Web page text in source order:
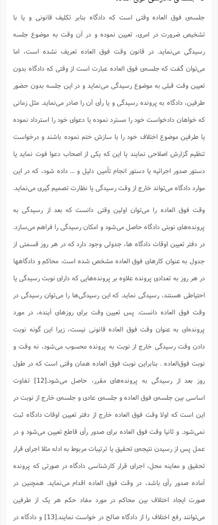
جلسه‌ی فوق العاده وقتی است که دادگاه بنابر تکلیف قانونی و یا با
تشخیص ضرورت در امری، تعیین نموده و در آن وقت به موضوع جلسه
رسیدگی می‌نماید. در قانون وقت فوق العاده تعریف نشده است، اما
می‌توان گفت که جلسه‌ی فوق العاده عبارت است از وقتی که دادگاه بدون
تعیین وقت قبلی به موضوع رسیدگی می‌نماید و در این جلسه بدون حضور
طرفین، دادگاه به پرونده رسیدگی و یا رأی آن را صادر می‌نماید. مثل زمانی
که خواهان دادخواست خود را مسترد نموده یا دعوای خود را استرداد نموده
یا طرفین موضوع اختلاف خود را با سازش ختم نموده باشند و درخواست
تنظیم گزارش اصلاحی نمایند یا این که یکی از اصحاب دعوا فوت نماید یا
دستور صدور اجرائیه یا دستور انجام تأمین دلیل و ... داده شود، که در این
موارد دادگاه می‌تواند خارج از وقت رسیدگی یا نظارت تصمیم گیری می‌نماید.
وقت فوق العاده را می‌توان اولین وقتی دانست که بعد از رسیدگی به
پرونده‌های نوبتی دادگاه حاصل می‌شود و امکان رسیدگی را فراهم می‌سازد.
در دفتر تعیین اوقات دادگاه ها، جدولی وجود دارد که در هر روز قسمتی از
جدول به عنوان کارهای فوق العاده مشخص شده است. محاکم و دادگاهها
در هر روز به تعدادی پرونده علاوه بر پرونده‌هایی که دارای نوبت رسیدگی یا
احتیاطی هستند، رسیدگی نماید. که این رسیدگی‌ها را می‌توان رسیدگی در
وقت فوق العاده دانست. پس تعیین وقت برای روزهای آینده، در مورد
پرونده‌ای به عنوان وقت فوق العاده قانونی نیست، زیرا این گونه نوبت
دادن وقت رسیدگی خارج از نوبت به پرونده محسوب می‌شود، نه وقت و
نوبت فوق‌العاده . بنابراین نوبت فوق العاده همان وقتی است که در طول
روز بعد از رسیدگی به پرونده‌های مقرر، حاصل می‌شود.[12]
تفاوت
اساسی بین جلسه‌ی فوق العاده و جلسه‌ی عادی و جلسه‌ی خارج از نوبت در
این است که اولا وقت فوق العاده خارج از دفتر تعیین اوقات دادگاه ثبت
نمی‌شود. و ثانیا وقت فوق العاده برای صدور رأی قاطع تعیین می‌شود و در
عمل پس از رسیدن نتیجه‌ی تحقیق یا ترتیبات مربوط به ادله مثلا اجرای قرار
تحقیق و معاینه محل، اجرای قرار کارشناسی دادگاه در صورتی که پرونده
آماده صدور رأی باشد، در وقت فوق العاده اقدام می‌نماید. همچنین در
صورت ایجاد اختلاف بین محاکم در مورد مفاد حکم هر یک از طرفین
می‌توانند رفع اختلاف را از دادگاه صالح در خواست نمایند.[13]
و دادگاه در